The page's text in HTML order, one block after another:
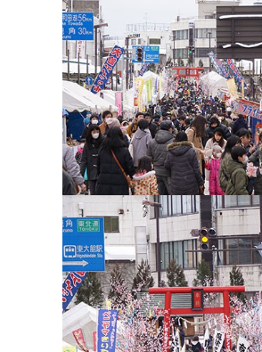
大館アメッコ市 大町の賑わ